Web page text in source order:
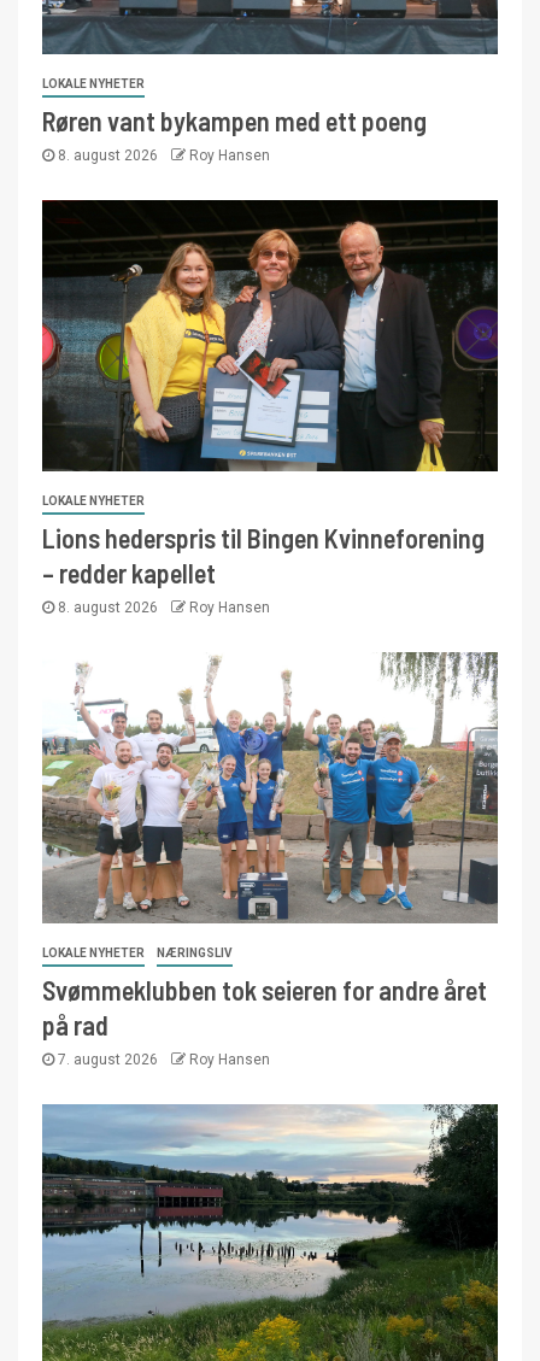
LOKALE NYHETER
Røren vant bykampen med ett poeng
8. august 2026 Roy Hansen
LOKALE NYHETER
Lions hederspris til Bingen Kvinneforening
– redder kapellet
8. august 2026 Roy Hansen
LOKALE NYHETER NÆRINGSLIV
Svømmeklubben tok seieren for andre året
på rad
7. august 2026 Roy Hansen